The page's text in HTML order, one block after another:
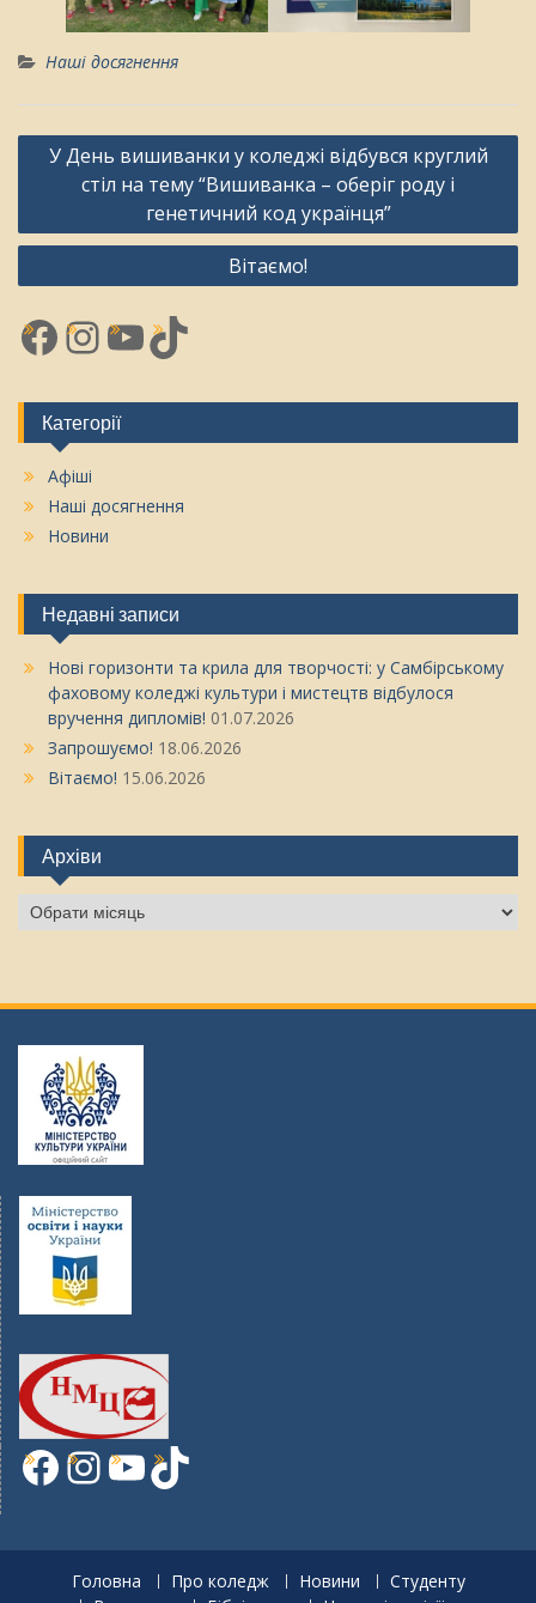
Наші досягнення
Навігація
записів
У День вишиванки у коледжі відбувся круглий
стіл на тему “Вишиванка – оберіг роду і
генетичний код українця”
Вітаємо!
Facebook
Instagram
YouTube
TikTok
Категорії
Афіші
Наші досягнення
Новини
Недавні записи
Нові горизонти та крила для творчості: у Самбірському
фаховому коледжі культури і мистецтв відбулося
вручення дипломів! 01.07.2026
Запрошуємо! 18.06.2026
Вітаємо! 15.06.2026
Архіви
Архіви
Facebook
Instagram
YouTube
TikTok
Головна Про коледж Новини
Студенту